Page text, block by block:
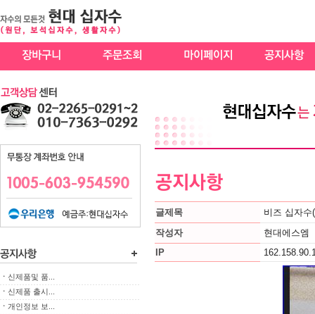
ㆍ 신제품및 품...
ㆍ 신제품 출시...
ㆍ 개인정보 보...
글제목
비즈 십자
작성자
현대에스엠
IP